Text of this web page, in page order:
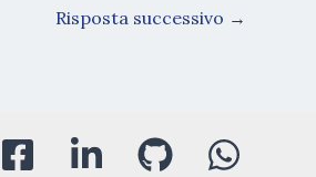
Risposta successivo →